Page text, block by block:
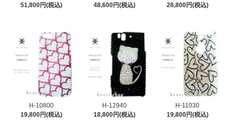
51,800円(税込)
48,600円(税込)
28,800円(税込)
H-10800
19,800円(税込)
H-12940
18,800円(税込)
H-11030
19,800円(税込)